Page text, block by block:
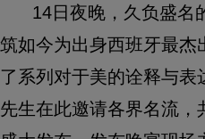
14日夜晚，久负盛名
筑如今为出身西班牙最
了系列对于美的诠释与表
先生在此邀请各界名流，